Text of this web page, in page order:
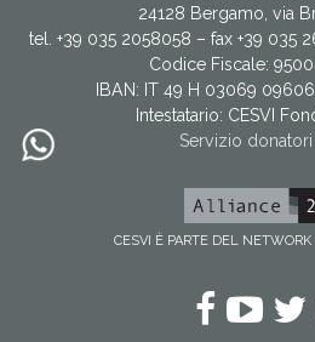
24128 Bergamo, via
tel. +39 035 2058058 – fax +39 035
Codice Fiscale:
IBAN: IT 49 H 03069
Intestatario: CESVI
Servizio
CESVI È PARTE DEL